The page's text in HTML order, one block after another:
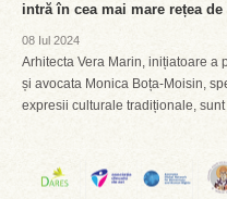
intră în cea mai mare rețea
08 Iul 2024
Arhitecta Vera Marin, inițiatoare a
și avocata Monica Boța-Moisin,
expresii culturale tradiționale,